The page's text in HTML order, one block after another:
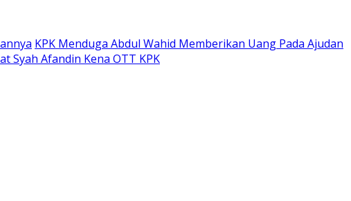
KPK Menduga Abdul Wahid Memberikan Uang Pada Ajudan
Syah Afandin Kena OTT KPK